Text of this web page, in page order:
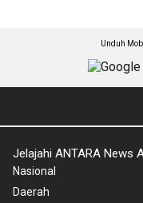
Unduh
Jelajahi ANTARA News
Nasional
Daerah